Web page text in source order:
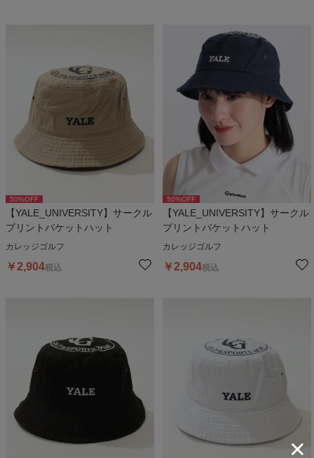
50%OFF
【YALE_UNIVERSITY】サークル
プリントバケットハット
カレッジゴルフ
￥2,904税込
50%OFF
【YALE_UNIVERSITY】サークル
プリントバケットハット
カレッジゴルフ
￥2,904税込